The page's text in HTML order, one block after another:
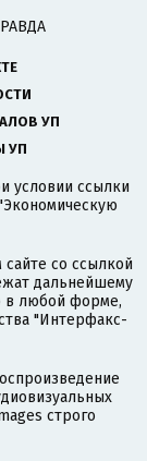
УП
УП
условии ссылки
со ссылкой
дальнейшему
в любой форме,
"Интерфакс-
строго